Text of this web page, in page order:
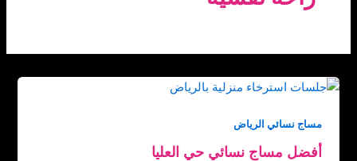
مساج نسائي الرياض
أفضل مساج نسائي حي العليا